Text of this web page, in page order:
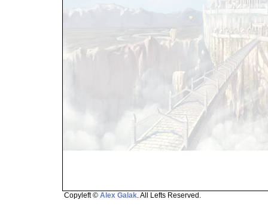
Copyleft © Alex Galak. All Lefts Reserved.